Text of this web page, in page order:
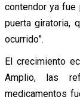
contendor ya fue
puerta giratoria,
ocurrido”.
El crecimiento
Amplio, las
medicamentos